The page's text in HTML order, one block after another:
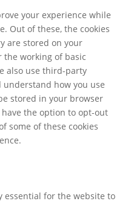
your experience while
Out of these, the cookies
are stored on your
the working of basic
also use third-party
understand how you use
stored in your browser
the option to opt-out
some of these cookies
essential for the website to